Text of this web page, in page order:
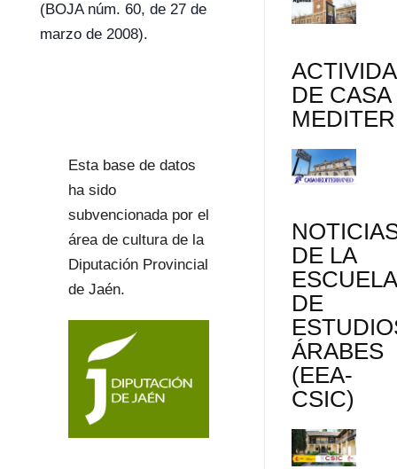
(BOJA núm. 60, de 27 de
marzo de 2008).
Esta base de datos
ha sido
subvencionada por el
área de cultura de la
Diputación Provincial
de Jaén.
DE CASA
DE LA
ESCUELA
DE
ÁRABES
(EEA-
CSIC)